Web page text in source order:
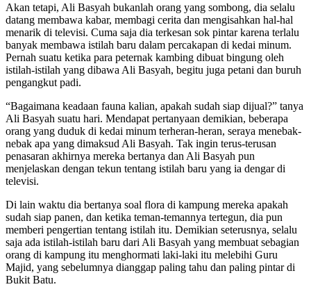
Akan tetapi, Ali Basyah bukanlah orang yang sombong, dia selalu
datang membawa kabar, membagi cerita dan mengisahkan hal-hal
menarik di televisi. Cuma saja dia terkesan sok pintar karena terlalu
banyak membawa istilah baru dalam percakapan di kedai minum.
Pernah suatu ketika para peternak kambing dibuat bingung oleh
istilah-istilah yang dibawa Ali Basyah, begitu juga petani dan buruh
pengangkut padi.
“Bagaimana keadaan fauna kalian, apakah sudah siap dijual?” tanya
Ali Basyah suatu hari. Mendapat pertanyaan demikian, beberapa
orang yang duduk di kedai minum terheran-heran, seraya menebak-
nebak apa yang dimaksud Ali Basyah. Tak ingin terus-terusan
penasaran akhirnya mereka bertanya dan Ali Basyah pun
menjelaskan dengan tekun tentang istilah baru yang ia dengar di
televisi.
Di lain waktu dia bertanya soal flora di kampung mereka apakah
sudah siap panen, dan ketika teman-temannya tertegun, dia pun
memberi pengertian tentang istilah itu. Demikian seterusnya, selalu
saja ada istilah-istilah baru dari Ali Basyah yang membuat sebagian
orang di kampung itu menghormati laki-laki itu melebihi Guru
Majid, yang sebelumnya dianggap paling tahu dan paling pintar di
Bukit Batu.